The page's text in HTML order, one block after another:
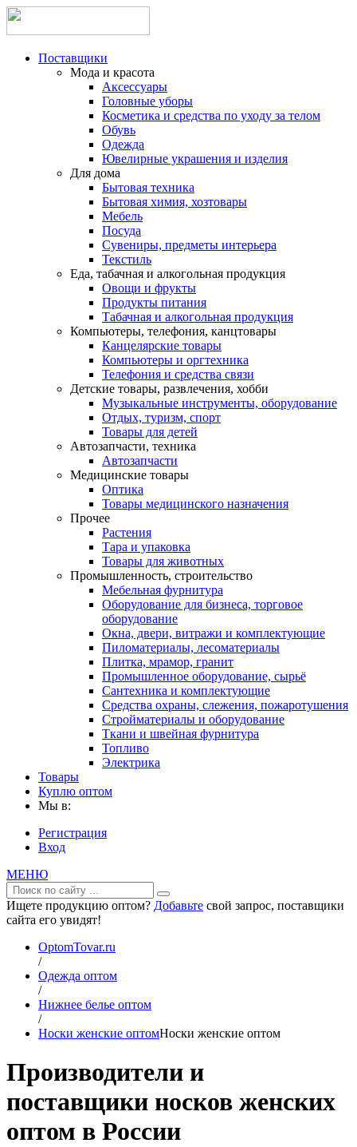
Поставщики
Мода и красота
Аксессуары
Головные уборы
Косметика и средства по уходу за телом
Обувь
Одежда
Ювелирные украшения и изделия
Для дома
Бытовая техника
Бытовая химия, хозтовары
Мебель
Посуда
Сувениры, предметы интерьера
Текстиль
Еда, табачная и алкогольная продукция
Овощи и фрукты
Продукты питания
Табачная и алкогольная продукция
Компьютеры, телефония, канцтовары
Канцелярские товары
Компьютеры и оргтехника
Телефония и средства связи
Детские товары, развлечения, хобби
Музыкальные инструменты, оборудование
Отдых, туризм, спорт
Товары для детей
Автозапчасти, техника
Автозапчасти
Медицинские товары
Оптика
Товары медицинского назначения
Прочее
Растения
Тара и упаковка
Товары для животных
Промышленность, строительство
Мебельная фурнитура
Оборудование для бизнеса, торговое
оборудование
Окна, двери, витражи и комплектующие
Пиломатериалы, лесоматериалы
Плитка, мрамор, гранит
Промышленное оборудование, сырьё
Сантехника и комплектующие
Средства охраны, слежения, пожаротушения
Стройматериалы и оборудование
Ткани и швейная фурнитура
Топливо
Электрика
Товары
Куплю оптом
Мы в:
Регистрация
Вход
МЕНЮ
Ищете продукцию оптом? Добавьте свой запрос, поставщики
сайта его увидят!
OptomTovar.ru
/
Одежда оптом
/
Нижнее белье оптом
/
Носки женские оптомНоски женские оптом
Производители и
поставщики носков женских
оптом в России